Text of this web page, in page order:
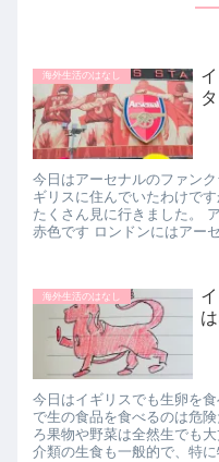
海外生活のはなし
今日はアーセナルのファン
ギリスに住んでいたわけで
たくさん見に行きました。
赤色です ロンドンにはアー
海外生活のはなし
今日はイギリスでも生卵を
で生の食品を食べるのは危
ろ果物や野菜は全然生でも
介類の生食も一般的で、特に